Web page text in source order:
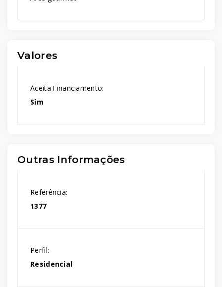
Valores
Aceita Financiamento:
Sim
Outras Informações
Referência:
1377
Perfil:
Residencial